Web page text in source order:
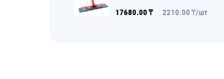
17680.00 ₸ 2210.00 ₸/шт